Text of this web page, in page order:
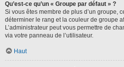
Qu’est-ce qu’un « Groupe par défaut » ?
Si vous êtes membre de plus d’un groupe,
déterminer le rang et la couleur de groupe
L’administrateur peut vous permettre de
via votre panneau de l’utilisateur.
Haut